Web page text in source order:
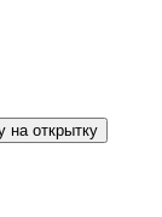
на открытку